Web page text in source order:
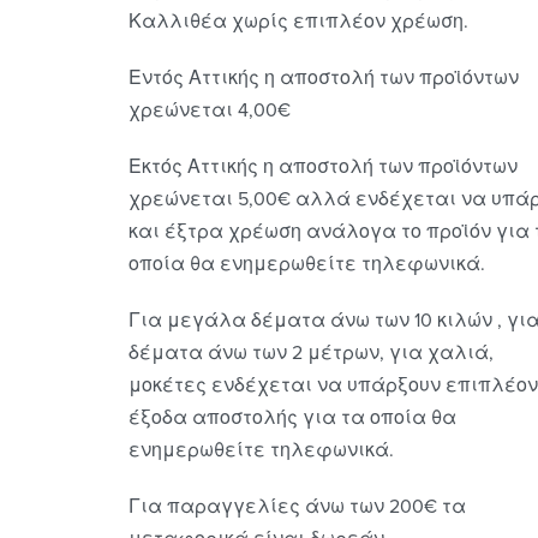
Καλλιθέα χωρίς επιπλέον χρέωση.
Εντός Αττικής η αποστολή των προϊόντων
χρεώνεται 4,00€
Εκτός Αττικής η αποστολή των προϊόντων
χρεώνεται 5,00€ αλλά ενδέχεται να
και έξτρα χρέωση ανάλογα το προϊόν για
οποία θα ενημερωθείτε τηλεφωνικά.
Για μεγάλα δέματα άνω των 10 κιλών , για
δέματα άνω των 2 μέτρων, για χαλιά,
μοκέτες ενδέχεται να υπάρξουν επιπλέον
έξοδα αποστολής για τα οποία θα
ενημερωθείτε τηλεφωνικά.
Για παραγγελίες άνω των 200€ τα